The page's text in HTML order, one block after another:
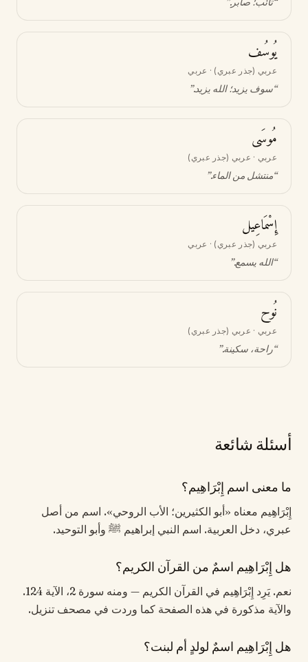
يُوسُف
عربي (جذر عبري) · عربي
“سوف يزيد؛ الله يزيد.”
مُوسَى
عربي · عربي (جذر عبري)
“منتشل من الماء.”
إِسْمَاعِيل
عربي (جذر عبري) · عربي
“الله يسمع.”
نُوح
عربي · عربي (جذر عبري)
“راحة، سكينة.”
أسئلة شائعة
ما معنى اسم إِبْرَاهِيم؟
إِبْرَاهِيم معناه «أبو الكثيرين؛ الأب الروحي». اسم من أصل
عبري، دخل العربية. اسم النبي إبراهيم ﷺ وأبو التوحيد.
هل إِبْرَاهِيم اسمٌ من القرآن الكريم؟
نعم. يَرِد إِبْرَاهِيم في القرآن الكريم — ومنه سورة 2، الآية 124.
والآية مذكورة في هذه الصفحة كما وردت في مصحف تنزيل.
هل إِبْرَاهِيم اسمٌ لولدٍ أم لبنت؟